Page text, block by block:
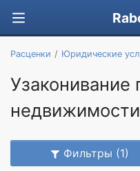
Расценки Юридические
Узаконивание
Фильтры (1)